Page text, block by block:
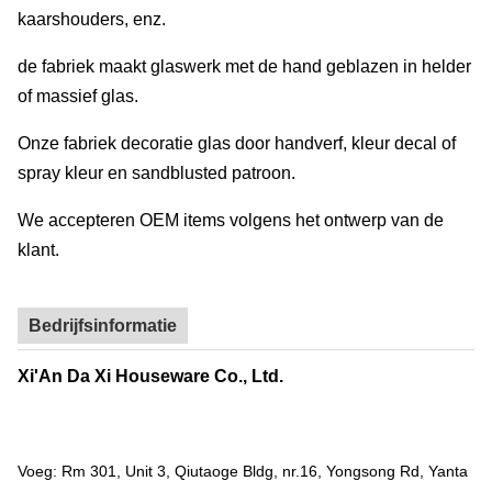
kaarshouders, enz.
de fabriek maakt glaswerk met de hand geblazen in helder
of massief glas.
Onze fabriek decoratie glas door handverf, kleur decal of
spray kleur en sandblusted patroon.
We accepteren OEM items volgens het ontwerp van de
klant.
Bedrijfsinformatie
Xi'An Da Xi Houseware Co., Ltd.
Voeg: Rm 301, Unit 3, Qiutaoge Bldg, nr.16, Yongsong Rd, Yanta